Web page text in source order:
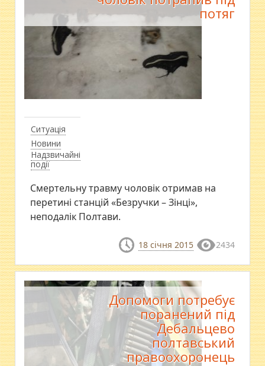
Ситуація
Новини
Надзвичайні
події
потяг
Смертельну травму чоловік отримав на
перетині станцій «Безручки – Зінці»,
неподалік Полтави.
18 січня 2015 2434
Допомоги потребує
поранений під
Дебальцево
полтавський
правоохоронець